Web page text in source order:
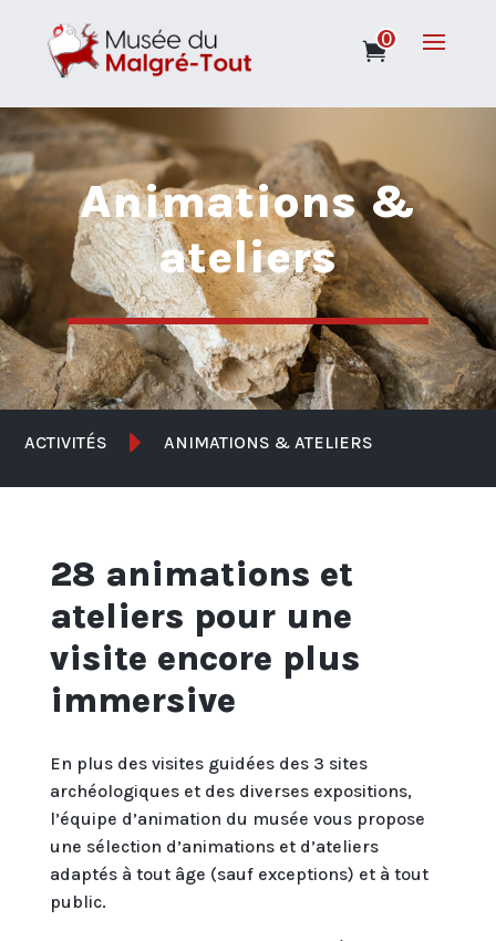
0
Animations &
ateliers
ACTIVITÉS  ANIMATIONS & ATELIERS
28 animations et
ateliers pour une
visite encore plus
immersive
En plus des visites guidées des 3 sites
archéologiques et des diverses expositions,
l’équipe d’animation du musée vous propose
une sélection d’animations et d’ateliers
adaptés à tout âge (sauf exceptions) et à tout
public.